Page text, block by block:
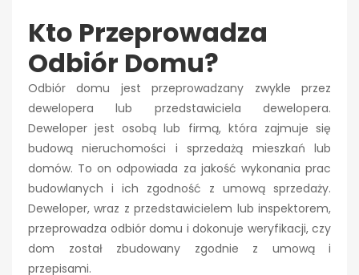
Kto Przeprowadza
Odbiór Domu?
Odbiór domu jest przeprowadzany zwykle przez
dewelopera lub przedstawiciela dewelopera.
Deweloper jest osobą lub firmą, która zajmuje się
budową nieruchomości i sprzedażą mieszkań lub
domów. To on odpowiada za jakość wykonania prac
budowlanych i ich zgodność z umową sprzedaży.
Deweloper, wraz z przedstawicielem lub inspektorem,
przeprowadza odbiór domu i dokonuje weryfikacji, czy
dom został zbudowany zgodnie z umową i
przepisami.